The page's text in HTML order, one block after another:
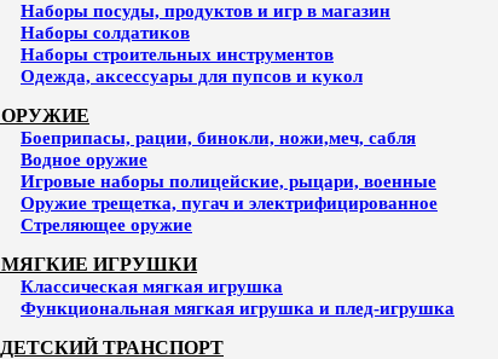
Наборы посуды, продуктов и игр в магазин
Наборы солдатиков
Наборы строительных инструментов
Одежда, аксессуары для пупсов и кукол
ОРУЖИЕ
Боеприпасы, рации, бинокли, ножи,меч, сабля
Водное оружие
Игровые наборы полицейские, рыцари, военные
Оружие трещетка, пугач и электрифицированное
Стреляющее оружие
МЯГКИЕ ИГРУШКИ
Классическая мягкая игрушка
Функциональная мягкая игрушка и плед-игрушка
ДЕТСКИЙ ТРАНСПОРТ